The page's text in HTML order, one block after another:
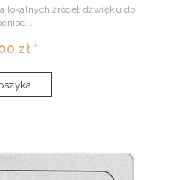
lokalnych źródeł dźwięku do
zł *